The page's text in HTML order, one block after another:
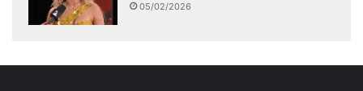
05/02/2026